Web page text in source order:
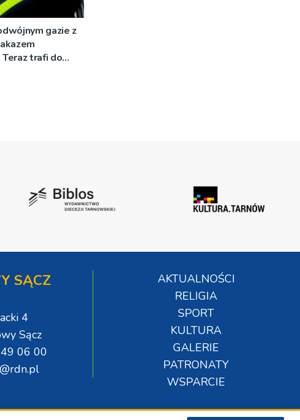
gazie z
trafi do
SĄCZ
4
Sącz
06 00
AKTUALNOŚCI
RELIGIA
SPORT
KULTURA
GALERIE
PATRONATY
WSPARCIE